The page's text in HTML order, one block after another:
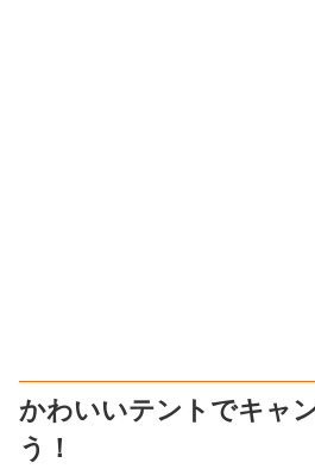
かわいいテントでキャ
う！